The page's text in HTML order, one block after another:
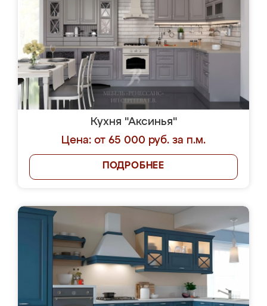
Кухня "Аксинья"
Цена: от 65 000 руб. за п.м.
ПОДРОБНЕЕ